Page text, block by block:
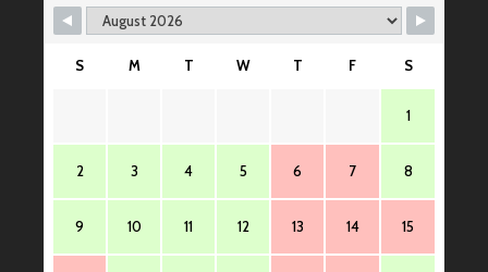
ョ
S M T W T F S
1
2 3 4 5 6 7 8
9 10 11 12 13 14 15